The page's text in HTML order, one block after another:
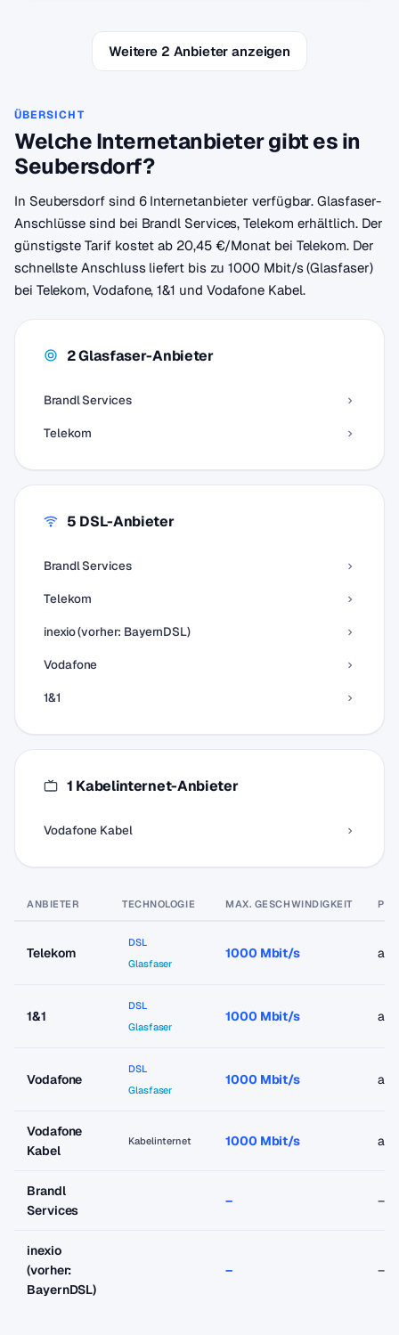
Weitere 2 Anbieter anzeigen
ÜBERSICHT
Welche Internetanbieter gibt es in
Seubersdorf?
In Seubersdorf sind 6 Internetanbieter verfügbar. Glasfaser-
Anschlüsse sind bei Brandl Services, Telekom erhältlich. Der
günstigste Tarif kostet ab 20,45 €/Monat bei Telekom. Der
schnellste Anschluss liefert bis zu 1000 Mbit/s (Glasfaser)
bei Telekom, Vodafone, 1&1 und Vodafone Kabel.
2 Glasfaser-Anbieter
Brandl Services
Telekom
5 DSL-Anbieter
Brandl Services
Telekom
inexio (vorher: BayernDSL)
Vodafone
1&1
1 Kabelinternet-Anbieter
Vodafone Kabel
ANBIETER TECHNOLOGIE MAX. GESCHWINDIGKEIT
Telekom
DSL
Glasfaser
1000 Mbit/s ab
1&1
DSL
Glasfaser
1000 Mbit/s ab
Vodafone
DSL
Glasfaser
1000 Mbit/s ab
Vodafone
Kabel
Kabelinternet 1000 Mbit/s ab
Brandl
Services
– –
inexio
(vorher:
BayernDSL)
– –